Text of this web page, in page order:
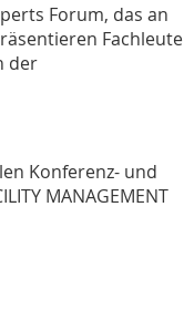
Forum, das an
Fachleute
der
Konferenz- und
MANAGEMENT